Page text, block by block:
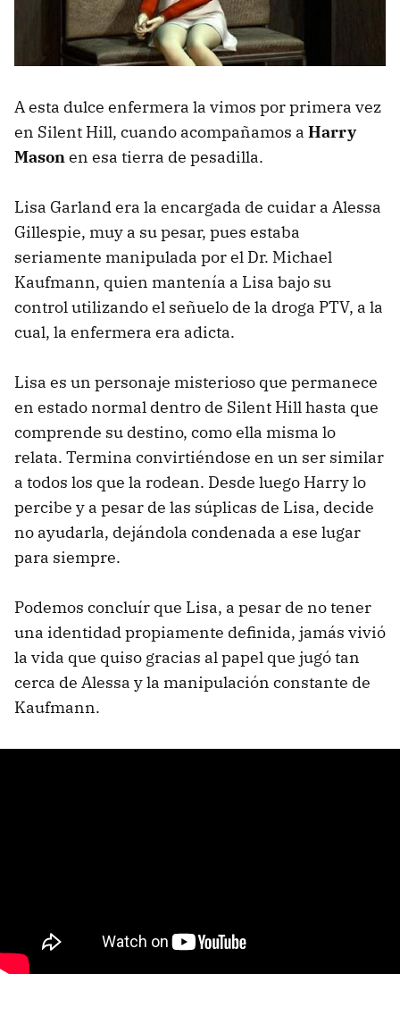
A esta dulce enfermera la vimos por primera vez
en Silent Hill, cuando acompañamos a Harry
Masonen esa tierra de pesadilla.
Lisa Garland era la encargada de cuidar a Alessa
Gillespie, muy a su pesar, pues estaba
seriamente manipulada por el Dr. Michael
Kaufmann, quien mantenía a Lisa bajo su
control utilizando el señuelo de la droga PTV, a la
cual, la enfermera era adicta.
Lisa es un personaje misterioso que permanece
en estado normal dentro de Silent Hill hasta que
comprende su destino, como ella misma lo
relata. Termina convirtiéndose en un ser similar
a todos los que la rodean. Desde luego Harry lo
percibe y a pesar de las súplicas de Lisa, decide
no ayudarla, dejándola condenada a ese lugar
para siempre.
Podemos concluír que Lisa, a pesar de no tener
una identidad propiamente definida, jamás vivió
la vida que quiso gracias al papel que jugó tan
cerca de Alessa y la manipulación constante de
Kaufmann.